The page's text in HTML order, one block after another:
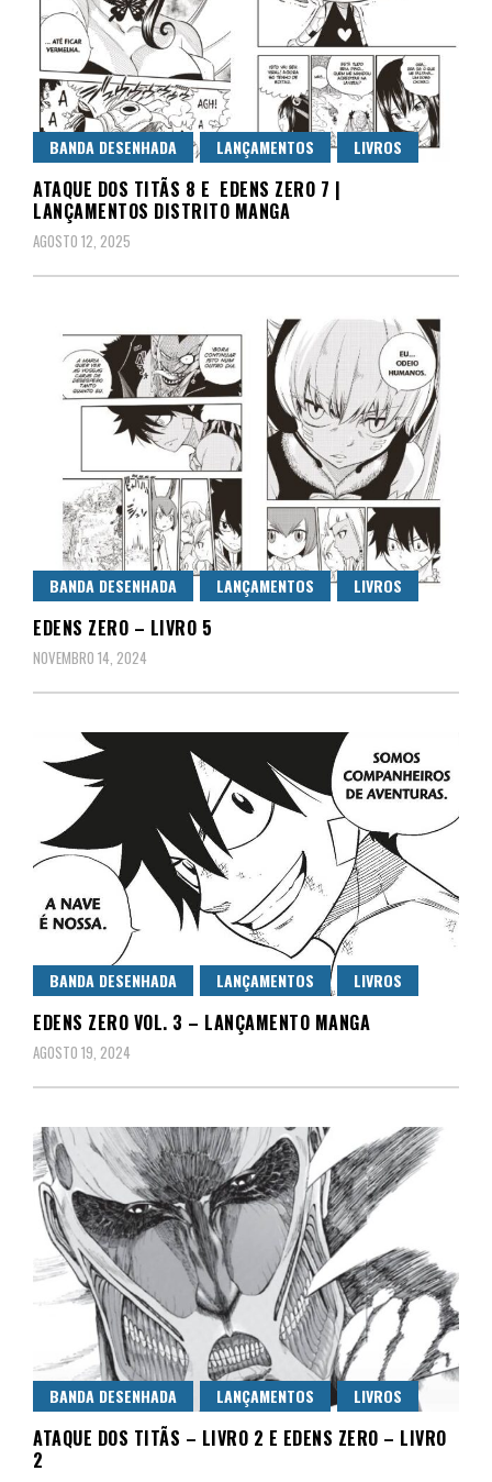
BANDA DESENHADA LANÇAMENTOS LIVROS
ATAQUE DOS TITÃS 8 E EDENS ZERO 7 |
LANÇAMENTOS DISTRITO MANGA
AGOSTO 12, 2025
BANDA DESENHADA LANÇAMENTOS LIVROS
EDENS ZERO – LIVRO 5
NOVEMBRO 14, 2024
BANDA DESENHADA LANÇAMENTOS LIVROS
EDENS ZERO VOL. 3 – LANÇAMENTO MANGA
AGOSTO 19, 2024
BANDA DESENHADA LANÇAMENTOS LIVROS
ATAQUE DOS TITÃS – LIVRO 2 E EDENS ZERO – LIVRO
2